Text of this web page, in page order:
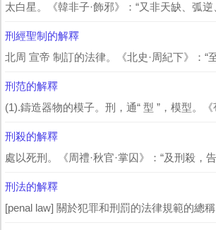
刑經聖制的解釋
刑范的解釋
刑殺的解釋
刑法的解釋
[penal law] 關於犯罪和刑罰的法律規範的總稱